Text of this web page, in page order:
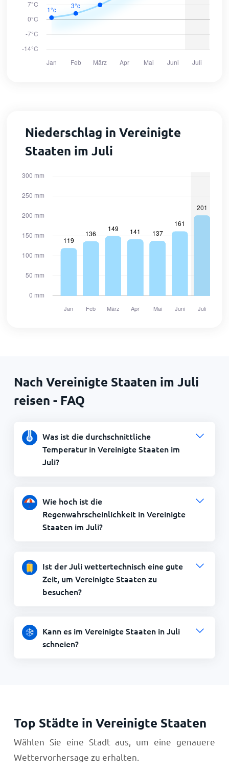
Niederschlag in Vereinigte
Staaten im Juli
Nach Vereinigte Staaten im Juli
reisen - FAQ
Was ist die durchschnittliche
Temperatur in Vereinigte Staaten im
Juli?
Wie hoch ist die
Regenwahrscheinlichkeit in Vereinigte
Staaten im Juli?
Ist der Juli wettertechnisch eine gute
Zeit, um Vereinigte Staaten zu
besuchen?
Kann es im Vereinigte Staaten in Juli
schneien?
Top Städte in Vereinigte Staaten
Wählen Sie eine Stadt aus, um eine genauere
Wettervorhersage zu erhalten.